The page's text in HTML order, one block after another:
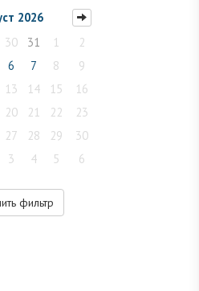
2026
30 31 1
2
6 7 8
9
13 14 15
16
20 21 22
23
27 28 29
30
3 4 5 6
фильтр